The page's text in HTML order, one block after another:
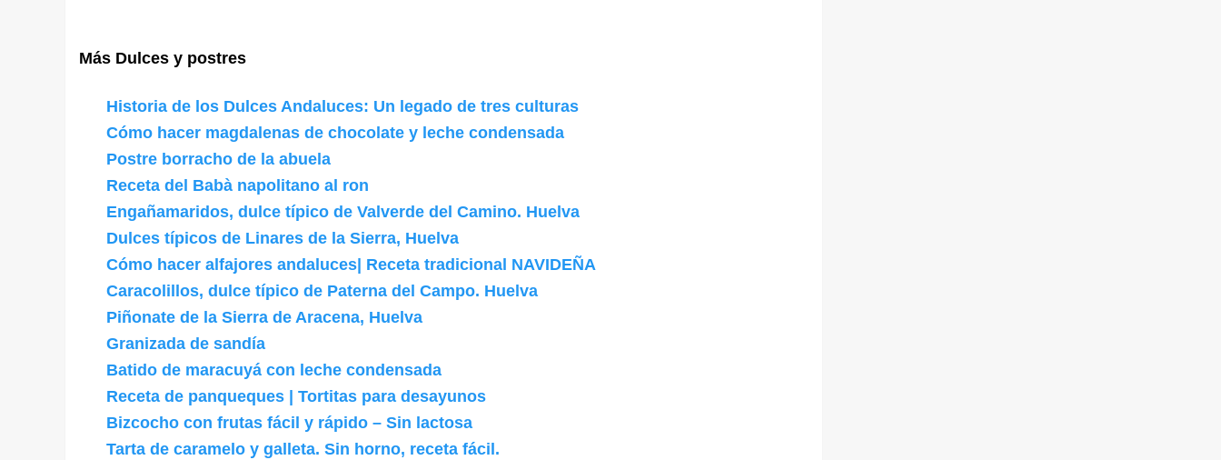
Más Dulces y postres
Historia de los Dulces Andaluces: Un legado de tres culturas
Cómo hacer magdalenas de chocolate y leche condensada
Postre borracho de la abuela
Receta del Babà napolitano al ron
Engañamaridos, dulce típico de Valverde del Camino. Huelva
Dulces típicos de Linares de la Sierra, Huelva
Cómo hacer alfajores andaluces| Receta tradicional NAVIDEÑA
Caracolillos, dulce típico de Paterna del Campo. Huelva
Piñonate de la Sierra de Aracena, Huelva
Granizada de sandía
Batido de maracuyá con leche condensada
Receta de panqueques | Tortitas para desayunos
Bizcocho con frutas fácil y rápido – Sin lactosa
Tarta de caramelo y galleta. Sin horno, receta fácil.